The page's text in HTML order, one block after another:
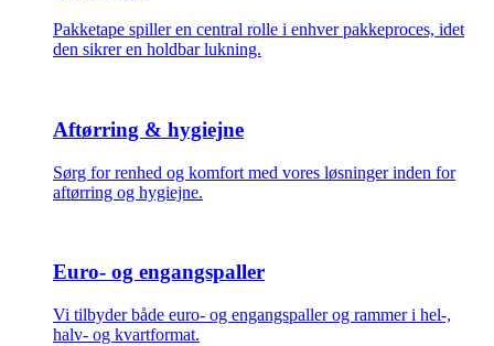
Pakketape spiller en central rolle i enhver pakkeproces, idet
den sikrer en holdbar lukning.
Aftørring & hygiejne
Sørg for renhed og komfort med vores løsninger inden for
aftørring og hygiejne.
Euro- og engangspaller
Vi tilbyder både euro- og engangspaller og rammer i hel-,
halv- og kvartformat.